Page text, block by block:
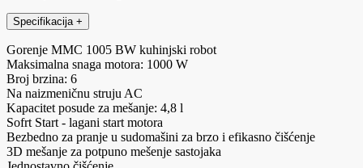
Specifikacija +
Gorenje MMC 1005 BW kuhinjski robot
Maksimalna snaga motora: 1000 W
Broj brzina: 6
Na naizmeničnu struju AC
Kapacitet posude za mešanje: 4,8 l
Sofrt Start - lagani start motora
Bezbedno za pranje u sudomašini za brzo i efikasno čišćenje
3D mešanje za potpuno mešenje sastojaka